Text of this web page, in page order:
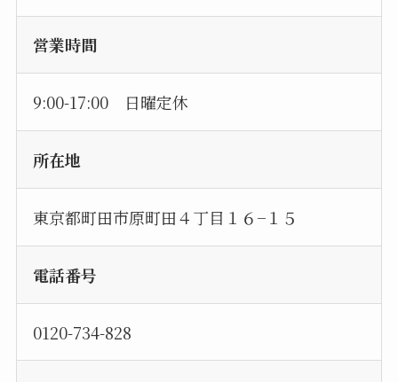
営業時間
9:00-17:00 日曜定休
所在地
東京都町田市原町田４丁目１６−１５
電話番号
0120-734-828